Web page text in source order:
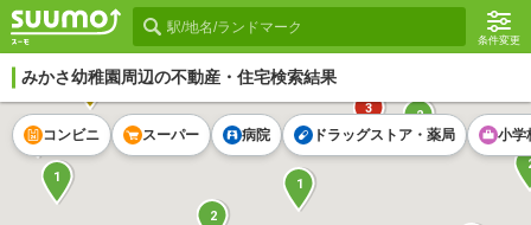
条件変更
みかさ幼稚園周辺の不動産・住宅検索結果
2
1
6
3
2
2
1
コンビニ スーパー 病院 ドラッグストア・薬局 小学